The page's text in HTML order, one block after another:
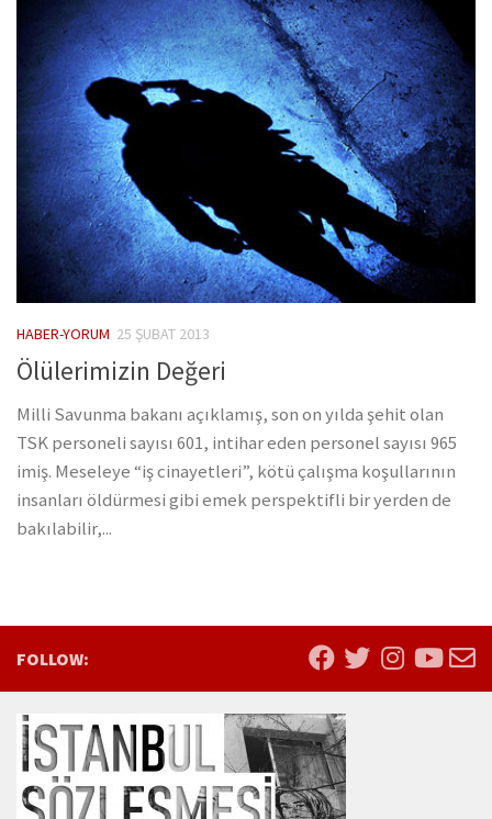
HABER-YORUM 25 ŞUBAT 2013
Ölülerimizin Değeri
Milli Savunma bakanı açıklamış, son on yılda şehit olan
TSK personeli sayısı 601, intihar eden personel sayısı 965
imiş. Meseleye “iş cinayetleri”, kötü çalışma koşullarının
insanları öldürmesi gibi emek perspektifli bir yerden de
bakılabilir,...
FOLLOW: